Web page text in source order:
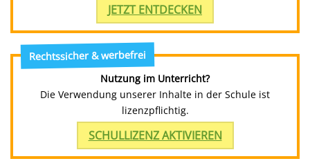
JETZT ENTDECKEN
Rechtssicher & werbefrei
Nutzung im Unterricht?
Die Verwendung unserer Inhalte in der Schule ist
lizenzpflichtig.
SCHULLIZENZ AKTIVIEREN